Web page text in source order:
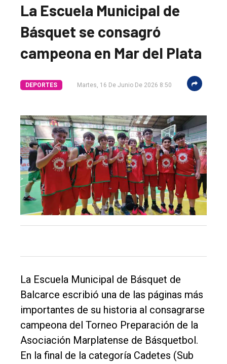
El
único
DIARIO
Balcarce
Int.
General
Política
Cultura
Entrevistas
La Escuela Municipal de
Básquet se consagró
campeona en Mar del Plata
DEPORTES Martes, 16 De Junio De 2026 8:50
La Escuela Municipal de Básquet de
Balcarce escribió una de las páginas más
importantes de su historia al consagrarse
campeona del Torneo Preparación de la
Asociación Marplatense de Básquetbol.
En la final de la categoría Cadetes (Sub